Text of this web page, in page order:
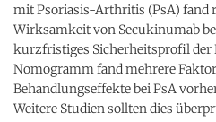
mit Psoriasis-Arthritis (PsA) fand
Wirksamkeit von Secukinumab
kurzfristiges Sicherheitsprofil der
Nomogramm fand mehrere
Behandlungseffekte bei PsA
Weitere Studien sollten dies